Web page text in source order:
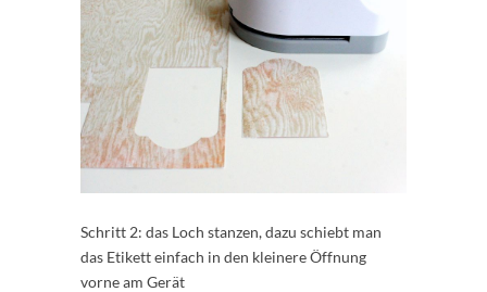
Schritt 2: das Loch stanzen, dazu schiebt man
das Etikett einfach in den kleinere Öffnung
vorne am Gerät